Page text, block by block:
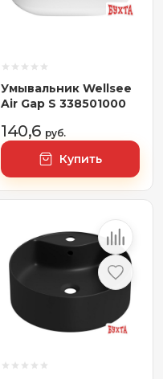
Умывальник Wellsee
Air Gap S 338501000
140,6 руб.
Купить